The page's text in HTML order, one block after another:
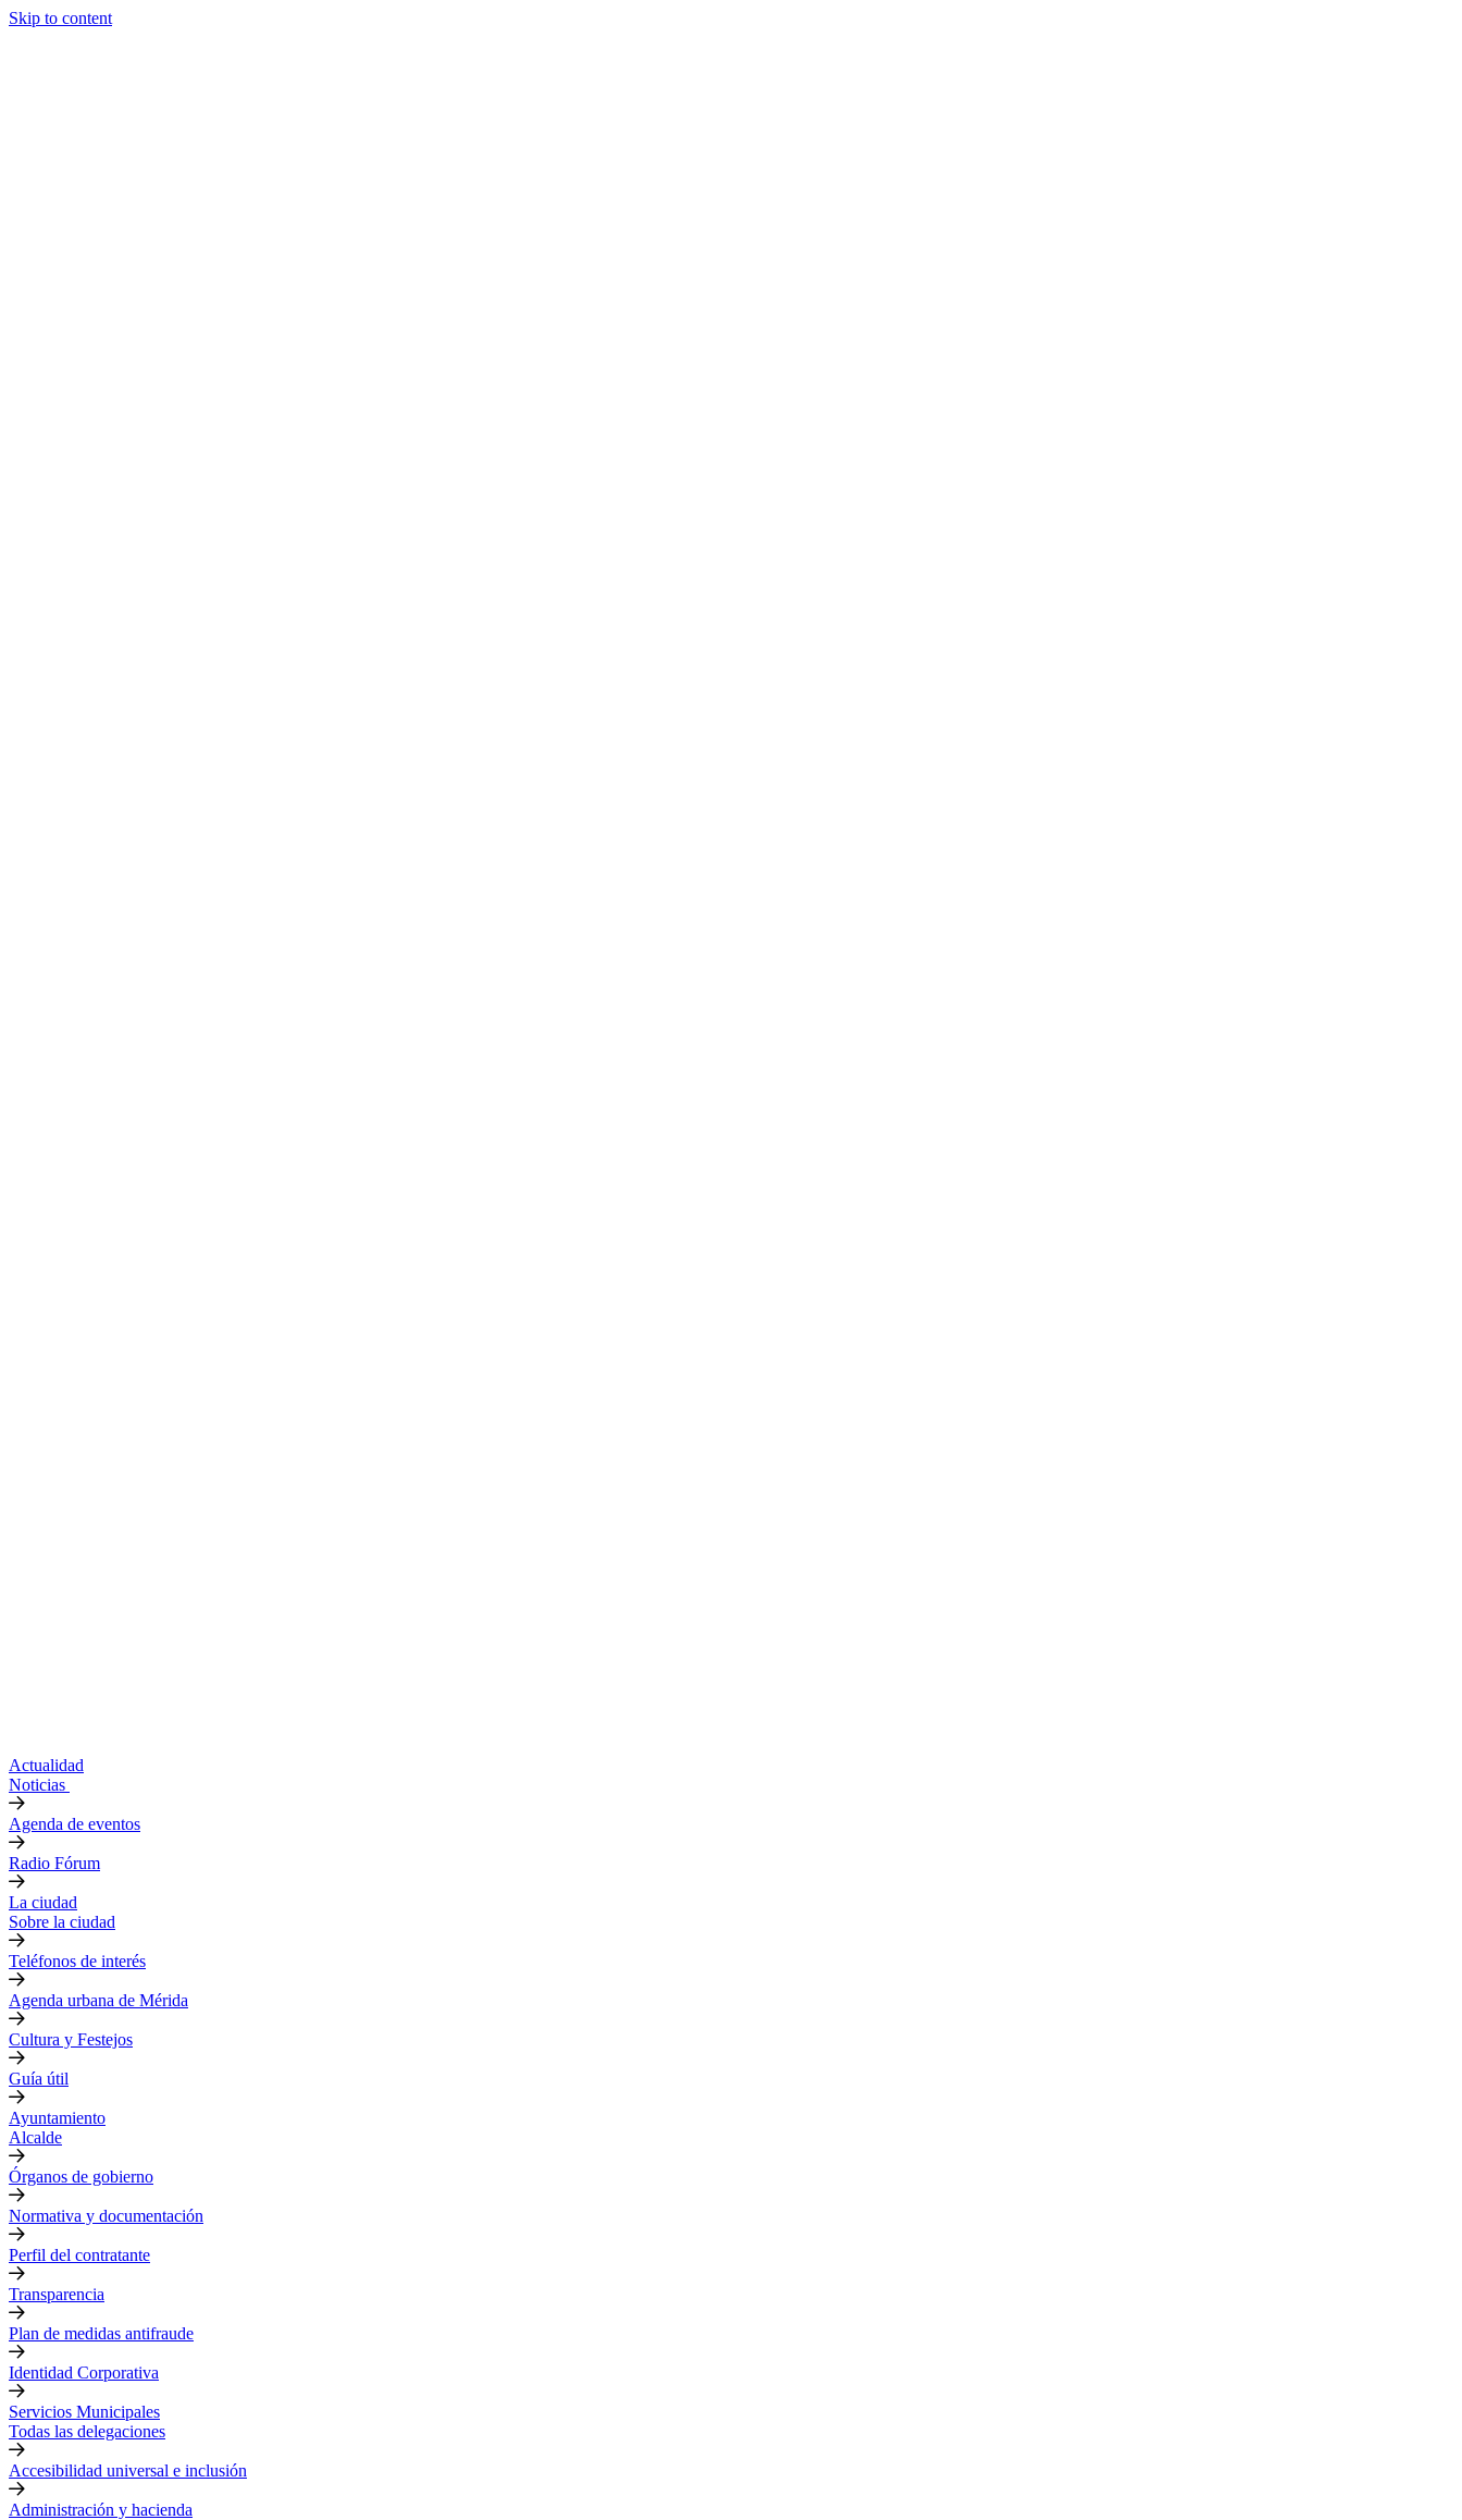
Skip to content
Actualidad
Noticias
Agenda de eventos
Radio Fórum
La ciudad
Sobre la ciudad
Teléfonos de interés
Agenda urbana de Mérida
Cultura y Festejos
Guía útil
Ayuntamiento
Alcalde
Órganos de gobierno
Normativa y documentación
Perfil del contratante
Transparencia
Plan de medidas antifraude
Identidad Corporativa
Servicios Municipales
Todas las delegaciones
Accesibilidad universal e inclusión
Administración y hacienda